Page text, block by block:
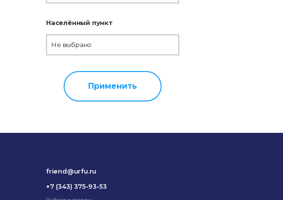
Населённый пункт
Не выбрано
Применить
friend@urfu.ru
+7 (343) 375-93-53